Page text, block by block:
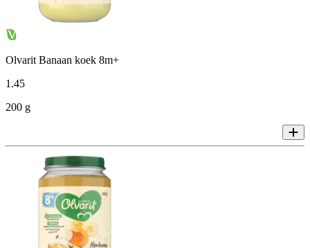
Olvarit Banaan koek 8m+
1.45
200 g